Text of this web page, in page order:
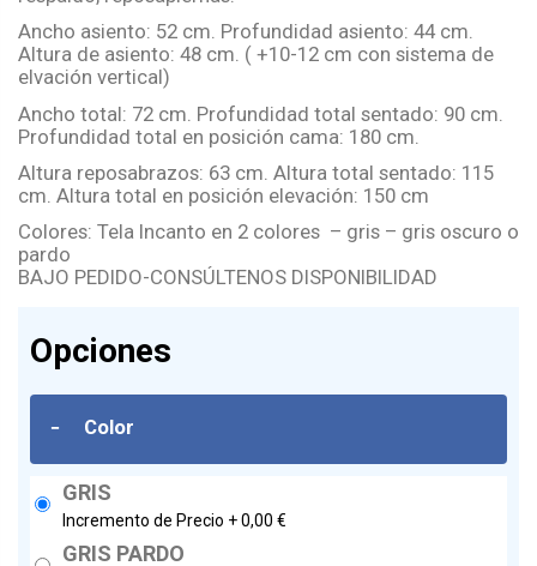
Ancho asiento: 52 cm. Profundidad asiento: 44 cm.
Altura de asiento: 48 cm. ( +10-12 cm con sistema de
elvación vertical)
Ancho total: 72 cm. Profundidad total sentado: 90 cm.
Profundidad total en posición cama: 180 cm.
Altura reposabrazos: 63 cm. Altura total sentado: 115
cm. Altura total en posición elevación: 150 cm
Colores: Tela Incanto en 2 colores – gris – gris oscuro o
pardo
BAJO PEDIDO-CONSÚLTENOS DISPONIBILIDAD
Opciones
- Color
GRIS
Incremento de Precio +0,00 €
GRIS PARDO